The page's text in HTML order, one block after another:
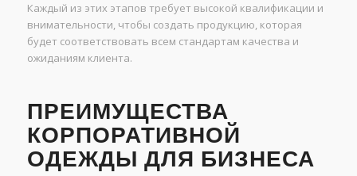
Каждый из этих этапов требует высокой квалификации и
внимательности, чтобы создать продукцию, которая
будет соответствовать всем стандартам качества и
ожиданиям клиента.
ПРЕИМУЩЕСТВА
КОРПОРАТИВНОЙ
ОДЕЖДЫ ДЛЯ БИЗНЕСА